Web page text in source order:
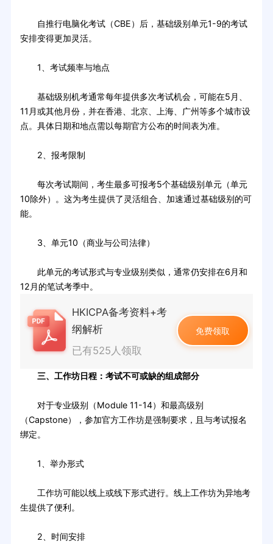
自推行电脑化考试（CBE）后，基础级别单元1-9的考试
安排变得更加灵活。
1、考试频率与地点
基础级别机考通常每年提供多次考试机会，可能在5月、
11月或其他月份，并在香港、北京、上海、广州等多个城市设
点。具体日期和地点需以每期官方公布的时间表为准。
2、报考限制
每次考试期间，考生最多可报考5个基础级别单元（单元
10除外）。这为考生提供了灵活组合、加速通过基础级别的可
能。
3、单元10（商业与公司法律）
此单元的考试形式与专业级别类似，通常仍安排在6月和
12月的笔试考季中。
HKICPA备考资料+考
纲解析
已有525人领取
免费领取
三、工作坊日程：考试不可或缺的组成部分
对于专业级别（Module 11-14）和最高级别
（Capstone），参加官方工作坊是强制要求，且与考试报名
绑定。
1、举办形式
工作坊可能以线上或线下形式进行。线上工作坊为异地考
生提供了便利。
2、时间安排